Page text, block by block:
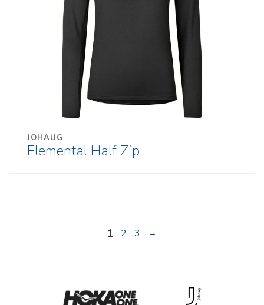
JOHAUG
Elemental Half Zip
1 2 3 →